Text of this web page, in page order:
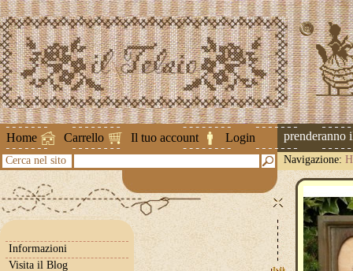
Home Carrello Il tuo account Login
Attenzione ! Le spedizioni riprenderanno il 2
Cerca nel sito Navigazione:
Informazioni
Visita il Blog